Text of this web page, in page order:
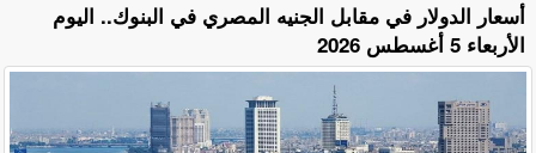
أسعار الدولار في مقابل الجنيه المصري في البنوك.. اليوم
الأربعاء 5 أغسطس 2026